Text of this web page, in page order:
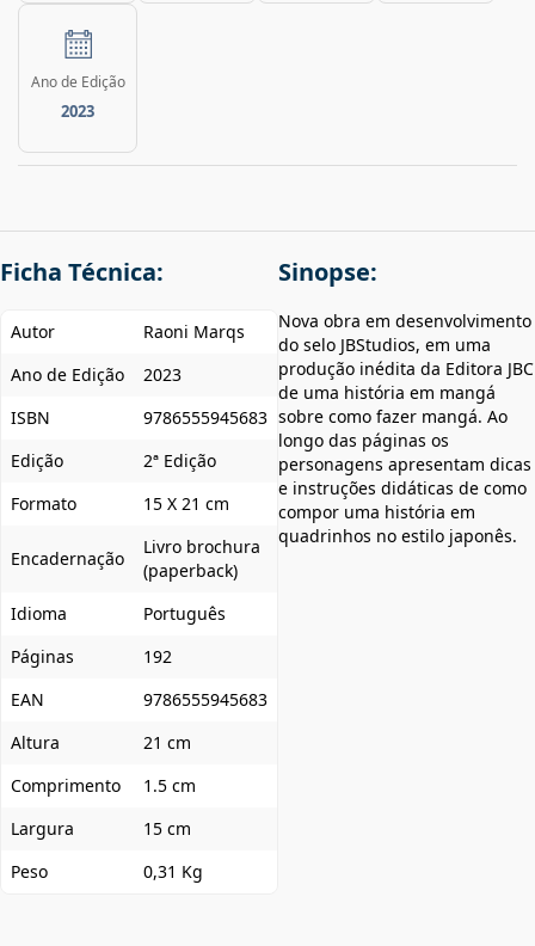
Ano de Edição
2023
Ficha Técnica:
Autor
Raoni Marqs
Ano de Edição
2023
ISBN
9786555945683
Edição
2ª Edição
Formato
15 X 21 cm
Encadernação
Livro brochura
(paperback)
Idioma
Português
Páginas
192
EAN
9786555945683
Altura
21 cm
Comprimento
1.5 cm
Largura
15 cm
Peso
0,31 Kg
Sinopse:
Nova obra em desenvolvimento
do selo JBStudios, em uma
produção inédita da Editora JBC
de uma história em mangá
sobre como fazer mangá. Ao
longo das páginas os
personagens apresentam dicas
e instruções didáticas de como
compor uma história em
quadrinhos no estilo japonês.